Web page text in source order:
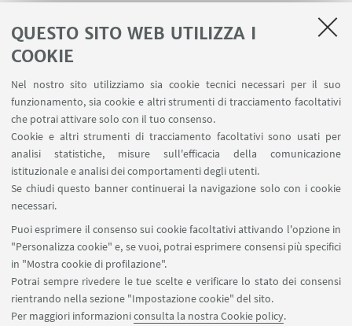
QUESTO SITO WEB UTILIZZA I
COOKIE
Nel nostro sito utilizziamo sia cookie tecnici necessari per il suo
funzionamento, sia cookie e altri strumenti di tracciamento facoltativi
che potrai attivare solo con il tuo consenso.
Cookie e altri strumenti di tracciamento facoltativi sono usati per
analisi statistiche, misure sull'efficacia della comunicazione
istituzionale e analisi dei comportamenti degli utenti.
Se chiudi questo banner continuerai la navigazione solo con i cookie
necessari.
Puoi esprimere il consenso sui cookie facoltativi attivando l'opzione in
"Personalizza cookie" e, se vuoi, potrai esprimere consensi più specifici
in "Mostra cookie di profilazione".
Potrai sempre rivedere le tue scelte e verificare lo stato dei consensi
rientrando nella sezione "Impostazione cookie" del sito.
Per maggiori informazioniconsulta la nostra Cookie policy.
combinazione di corsi diversi.
IN EVIDENZA
🌀Torna alla pagina dei corsi